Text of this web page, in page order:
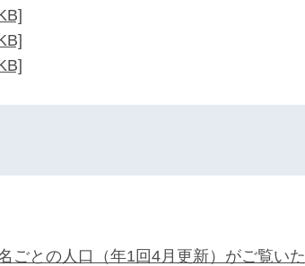
ごとの人口（年1回4月更新）がご覧いた